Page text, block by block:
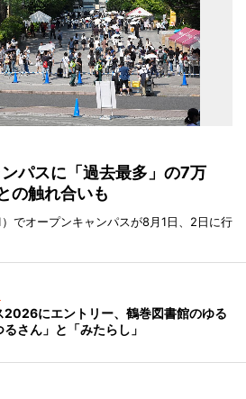
パスに「過去最多」の7万
触れ合いも
でオープンキャンパスが8月1日、2日に行
2026にエントリー、鶴巻図書館のゆる
さん」と「みたらし」